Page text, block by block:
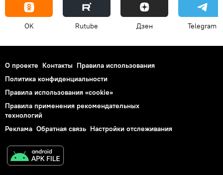
OK Rutube Дзен Telegram
О проекте Контакты Правила использования
Политика конфиденциальности
Правила использования «cookie»
Правила применения рекомендательных
технологий
Реклама Обратная связь Настройки отслеживания